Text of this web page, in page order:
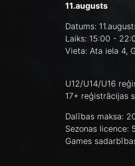
11.augusts
Datums:
Laiks: 15:00 -
Vieta: Ata iela 4,
U12/U14/U16
17+ reģistrācijas
Dalības maksa:
Sezonas licence:
Games